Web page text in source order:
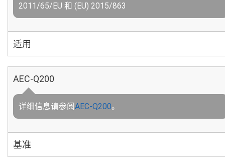
2011/65/EU 和 (EU) 2015/863
适用
AEC-Q200
详细信息请参阅AEC-Q200。
基准